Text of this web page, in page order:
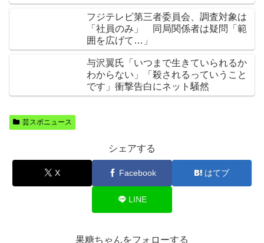
フジテレビ第三者委員会、調査対象は
「社員のみ」 同局関係者は疑問「範
囲を広げて…」
与沢翼氏「いつまで生きていられるか
わからない」「殺されるっていうこと
です」衝撃告白にネット騒然
芸スポニュース
シェアする
X Facebook はてブ
LINE
果糖ちゃんをフォローする